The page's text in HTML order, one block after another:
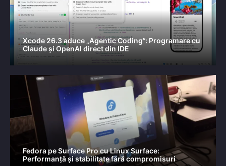
Xcode 26.3 aduce „Agentic Coding”: Programare cu
Claude și OpenAI direct din IDE
Fedora pe Surface Pro cu Linux Surface:
Performanță și stabilitate fără compromisuri